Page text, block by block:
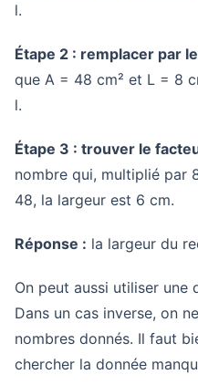
l.
Étape 2 : remplacer par
que A = 48 cm² et L = 8
l.
Étape 3 : trouver le
nombre qui, multiplié par
48, la largeur est 6 cm.
Réponse : la largeur du
On peut aussi utiliser
Dans un cas inverse, on
nombres donnés. Il faut
chercher la donnée